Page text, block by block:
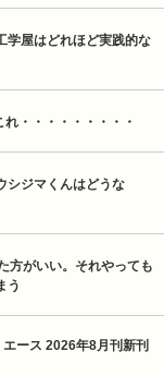
学屋はどれほど実践的な
・・・・・・・・・
シジマくんはどうな
方がいい。それやっても
う
ース 2026年8月刊新刊